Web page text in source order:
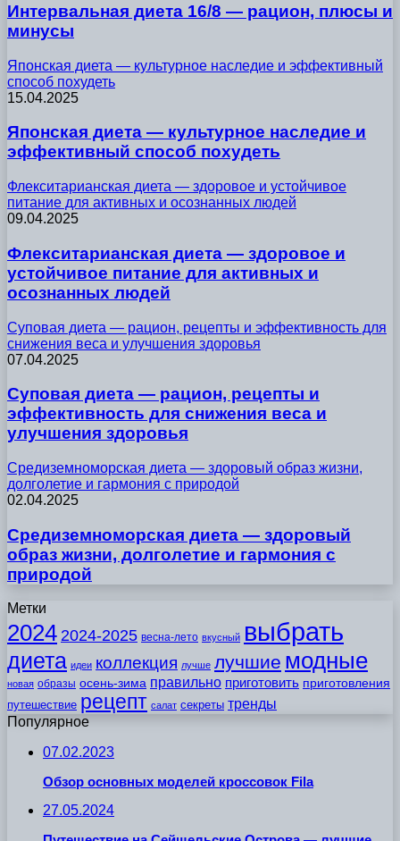
Интервальная диета 16/8 — рацион, плюсы и
минусы
Японская диета — культурное наследие и эффективный
способ похудеть
15.04.2025
Японская диета — культурное наследие и
эффективный способ похудеть
Флекситарианская диета — здоровое и устойчивое
питание для активных и осознанных людей
09.04.2025
Флекситарианская диета — здоровое и
устойчивое питание для активных и
осознанных людей
Суповая диета — рацион, рецепты и эффективность для
снижения веса и улучшения здоровья
07.04.2025
Суповая диета — рацион, рецепты и
эффективность для снижения веса и
улучшения здоровья
Средиземноморская диета — здоровый образ жизни,
долголетие и гармония с природой
02.04.2025
Средиземноморская диета — здоровый
образ жизни, долголетие и гармония с
природой
Метки
2024 2024-2025 весна-лето вкусный выбрать
диета идеи коллекция лучше лучшие модные
новая образы осень-зима правильно приготовить приготовления
путешествие рецепт салат секреты тренды
Популярное
07.02.2023
Обзор основных моделей кроссовок Fila
27.05.2024